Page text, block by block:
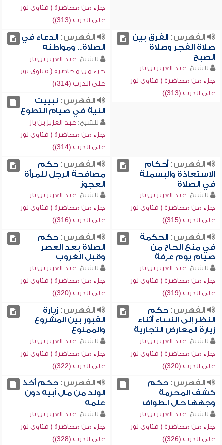
جزء من محاضرة ( فتاوى نور
على الدرب (313))
الفهرس:الفرق بين
صلاة الفجر وصلاة
الصبح
للشيخ: عبد العزيز بن باز
جزء من محاضرة ( فتاوى نور
على الدرب (313))
الفهرس:الدعاء في
الصلاة.. ومواطنه
للشيخ: عبد العزيز بن باز
جزء من محاضرة ( فتاوى نور
على الدرب (314))
الفهرس: تبييت
النية في صيام التطوع
للشيخ: عبد العزيز بن باز
جزء من محاضرة ( فتاوى نور
على الدرب (314))
الفهرس:أحكام
الاستعاذة والبسملة
في الصلاة
للشيخ: عبد العزيز بن باز
جزء من محاضرة ( فتاوى نور
على الدرب (315))
الفهرس:حكم
مصافحة الرجل للمرأة
العجوز
للشيخ: عبد العزيز بن باز
جزء من محاضرة ( فتاوى نور
على الدرب (316))
الفهرس:الحكمة
في منع الحاج من
صيام يوم عرفة
للشيخ: عبد العزيز بن باز
جزء من محاضرة ( فتاوى نور
على الدرب (319))
الفهرس:حكم
الصلاة بعد العصر
وقبل الغروب
للشيخ: عبد العزيز بن باز
جزء من محاضرة ( فتاوى نور
على الدرب (320))
الفهرس:حكم
النظر إلى النساء أثناء
زيارة المعارض التجارية
للشيخ: عبد العزيز بن باز
جزء من محاضرة ( فتاوى نور
على الدرب (320))
الفهرس:زيارة
القبور بين المشروع
والممنوع
للشيخ: عبد العزيز بن باز
جزء من محاضرة ( فتاوى نور
على الدرب (322))
الفهرس:حكم
كشف المحرمة
وجهها حال الطواف
للشيخ: عبد العزيز بن باز
جزء من محاضرة ( فتاوى نور
على الدرب (326))
الفهرس:حكم أخذ
الولد من مال أبيه دون
علمه
للشيخ: عبد العزيز بن باز
جزء من محاضرة ( فتاوى نور
على الدرب (328))